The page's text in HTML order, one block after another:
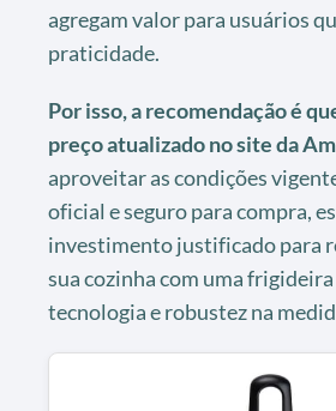
agregam valor para usuários
praticidade.
Por isso, a recomendação é
preço atualizado no site da
aproveitar as condições
oficial e seguro para compra,
investimento justificado para
sua cozinha com uma
tecnologia e robustez na